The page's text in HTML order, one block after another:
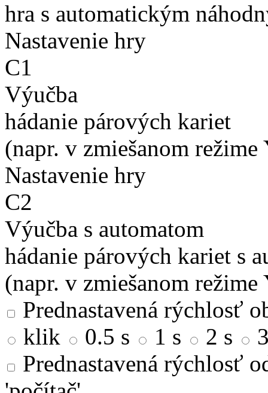
hra s automatickým
Nastavenie hry
C1
Výučba
hádanie párových kariet
(napr. v zmiešanom režime
Nastavenie hry
C2
Výučba s automatom
hádanie párových kariet s
(napr. v zmiešanom režime
Prednastavená rýchlosť
klik
0.5 s 1 s 2 s
Prednastavená rýchlosť